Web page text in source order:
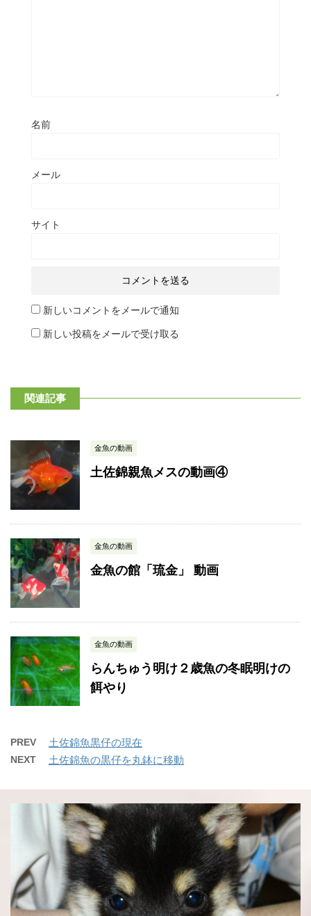
名前
メール
サイト
新しいコメントをメールで通知
新しい投稿をメールで受け取る
関連記事
金魚の動画
土佐錦親魚メスの動画④
金魚の動画
金魚の館「琉金」 動画
金魚の動画
らんちゅう明け２歳魚の冬眠明けの
餌やり
PREV 土佐錦魚黒仔の現在
NEXT 土佐錦魚の黒仔を丸鉢に移動